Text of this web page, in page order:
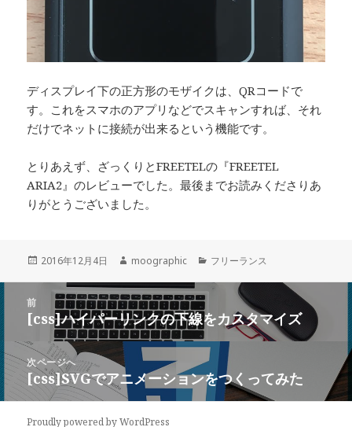
ディスプレイ下の正方形のモザイクは、QRコードで
す。これをスマホのアプリなどでスキャンすれば、それ
だけでネットに接続が出来るという機能です。
とりあえず、ざっくりとFREETELの『FREETEL
ARIA2』のレビューでした。最後までお読みくださりあ
りがとうございました。
投
2016年12月4日
作
者
moographic
カ
ー
フリーランス
投
稿
ナ
ビ
ゲ
ー
シ
前
前
の
投
稿:
[css]ハイパーリンクの下線をカスタマイズ
次ページへ
次
投
[css]SVGでアニメーションをつくってみた
Proudly powered by WordPress